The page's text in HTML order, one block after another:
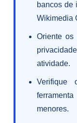
bancos de
Wikimedia
Oriente os
atividade.
Verifique
menores.